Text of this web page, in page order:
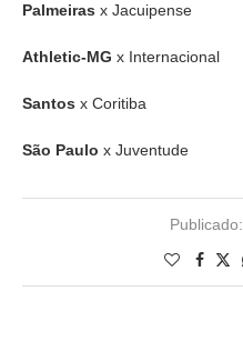
Palmeiras x Jacuipense
Athletic-MG x Internacional
Santos x Coritiba
São Paulo x Juventude
Publicado: